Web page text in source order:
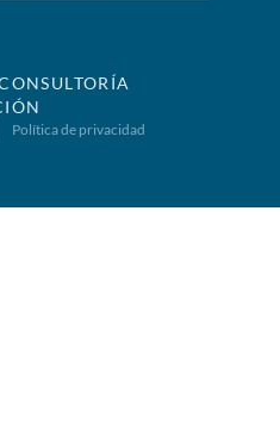
Política de privacidad